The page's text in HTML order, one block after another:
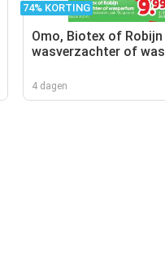
74% KORTING
Omo, Biotex of Robijn
wasverzachter of
4 dagen